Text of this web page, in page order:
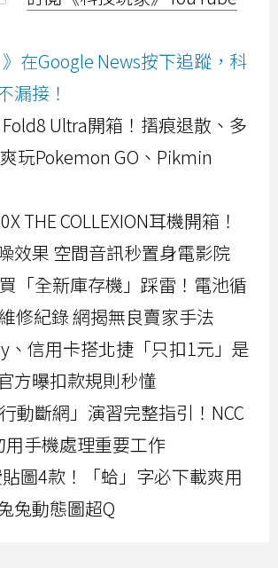
在Google News按下追蹤，科
漏接！
Fold8 Ultra開箱！摺痕退散、多
玩Pokemon GO、Pikmin
THE COLLEXION耳機開箱！
效果 空間音訊秒置身電影院
「全新庫存機」踩雷！電池循
修紀錄 網揭無良賣家手法
、信用卡搭北捷「只扣1元」是
方曝扣款規則秒懂
動斷網」演習完整指引！NCC
用手機處理重要工作
圖4款！「蛤」字必下載爽用
兔動態圖超Q